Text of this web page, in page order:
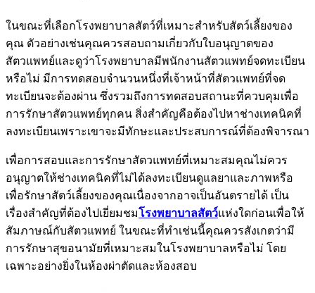
ในขณะที่เลือกโรงพยาบาลสัตว์ที่เหมาะสำหรับสัตว์เลี้ยงของ
คุณ ตัวอย่างเช่นคุณควรสอบถามเกี่ยวกับใบอนุญาตของ
สัตวแพทย์และดูว่าโรงพยาบาลมีพนักงานสัตวแพทย์จดทะเบียน
หรือไม่ มีการทดสอบจำนวนหนึ่งที่เจ้าหน้าที่สัตวแพทย์ที่จด
ทะเบียนจะต้องผ่าน ซึ่งรวมถึงการทดสอบสถานะที่ควบคุมเพื่อ
การรักษาสัตวแพทย์ทุกคน สิ่งสำคัญคือต้องไปหาช่างเทคนิคที่
ลงทะเบียนเพราะเขาจะมีทักษะและประสบการณ์ที่ต้องพิจารณา
เพื่อการสอบและการรักษาสัตวแพทย์ที่เหมาะสมคุณไม่ควร
อนุญาตให้ช่างเทคนิคที่ไม่ได้ลงทะเบียนดูแลยาและภาพหรือ
เพื่อรักษาสัตว์เลี้ยงของคุณเนื่องจากอาจเป็นอันตรายได้ เป็น
เรื่องสำคัญที่ต้องไปเยี่ยมชมโรงพยาบาลสัตว์แห่งใดก่อนเพื่อให้
สัมภาษณ์กับสัตวแพทย์ ในขณะที่ทำเช่นนี้คุณควรสังเกตว่ามี
การรักษาสุขอนามัยที่เหมาะสมในโรงพยาบาลหรือไม่ โดย
เฉพาะอย่างยิ่งในห้องผ่าตัดและห้องสอบ